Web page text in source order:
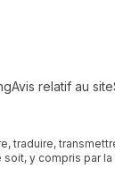
Avis relatif au site
traduire,
y compris par